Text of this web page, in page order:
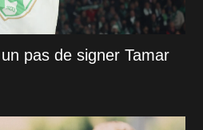
pas de signer Tamar